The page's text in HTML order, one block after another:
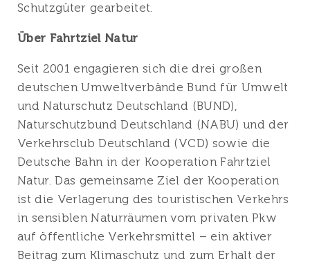
Schutzgüter gearbeitet.
Über Fahrtziel Natur
Seit 2001 engagieren sich die drei großen
deutschen Umweltverbände Bund für Umwelt
und Naturschutz Deutschland (BUND),
Naturschutzbund Deutschland (NABU) und der
Verkehrsclub Deutschland (VCD) sowie die
Deutsche Bahn in der Kooperation Fahrtziel
Natur. Das gemeinsame Ziel der Kooperation
ist die Verlagerung des touristischen Verkehrs
in sensiblen Naturräumen vom privaten Pkw
auf öffentliche Verkehrsmittel – ein aktiver
Beitrag zum Klimaschutz und zum Erhalt der